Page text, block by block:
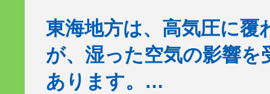
東海地方は、高気圧に覆
が、湿った空気の影響を
あります。…